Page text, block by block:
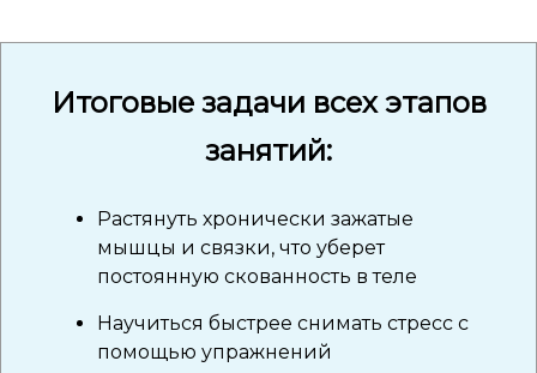
Итоговые задачи всех этапов
занятий:
Растянуть хронически зажатые
мышцы и связки, что уберет
постоянную скованность в теле
Научиться быстрее снимать стресс с
помощью упражнений